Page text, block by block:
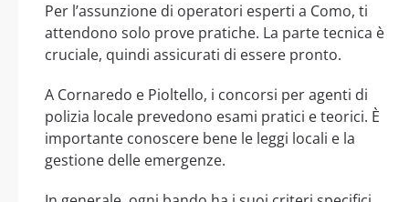
Per l’assunzione di operatori esperti a Como, ti
attendono solo prove pratiche. La parte tecnica è
cruciale, quindi assicurati di essere pronto.
A Cornaredo e Pioltello, i concorsi per agenti di
polizia locale prevedono esami pratici e teorici. È
importante conoscere bene le leggi locali e la
gestione delle emergenze.